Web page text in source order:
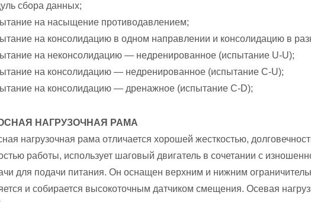
сбора данных;
на насыщение противодавлением;
на консолидацию в одном направлении и консолидацию в
на неконсолидацию — недренированное (испытание U-U);
на консолидацию — недренированное (испытание C-U);
на консолидацию — дренажное (испытание C-D);
НАГРУЗОЧНАЯ РАМА
нагрузочная рама отличается хорошей жесткостью,
работы, использует шаговый двигатель в сочетании с
для подачи питания. Он оснащен верхним и нижним
и собирается высокоточным датчиком смещения. Осевая